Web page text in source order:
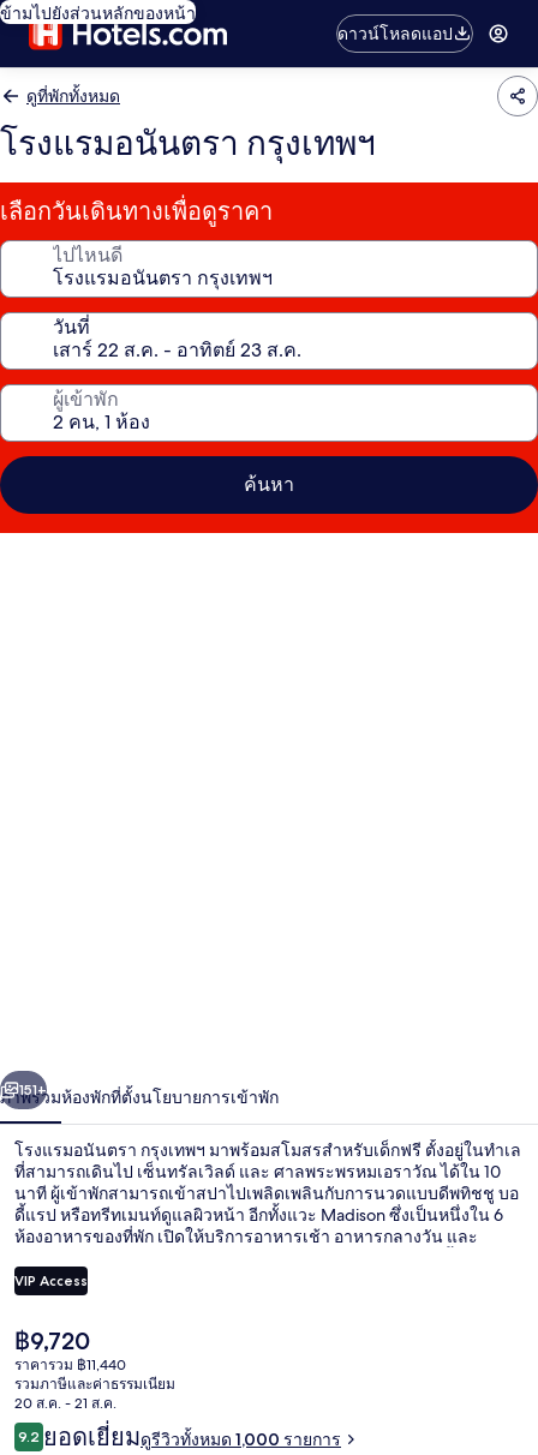
ข้ามไปยังส่วนหลักของหน้า
ดาวน์โหลดแอป
ดูที่พักทั้งหมด
โรงแรมอนันตรา กรุงเทพฯ
เลือกวันเดินทางเพื่อดูราคา
ไปไหนดี
วันที่
ผู้เข้าพัก
ค้นหา
า
ถัดไป
151+
ภาพรวมห้องพักที่ตั้งนโยบายการเข้าพัก
โรงแรมอนันตรา กรุงเทพฯ มาพร้อมสโมสรสำหรับเด็กฟรี ตั้งอยู่ในทำเล
ที่สามารถเดินไป เซ็นทรัลเวิลด์ และ ศาลพระพรหมเอราวัณ ได้ใน 10
นาที ผู้เข้าพักสามารถเข้าสปาไปเพลิดเพลินกับการนวดแบบดีพทิชชู บอ
ดี้แรป หรือทรีทเมนท์ดูแลผิวหน้า อีกทั้งแวะ Madison ซึ่งเป็นหนึ่งใน 6
ห้องอาหารของที่พัก เปิดให้บริการอาหารเช้า อาหารกลางวัน และ
สระว่ายน้ำกลางแจ้ง บาร์ริมสระว่ายน้ำ และเฮลท์คลับ 24 ชั่วโมง นัก
เดินทางเทคะแนนให้พนักงานและอาหารเช้า ที่พักนี้อยู่ใกล้ขนส่ง
รถไฟฟ้า BTS ชิดลม
VIP Access
ราคา
ปัจจุบัน
฿9,720
฿9,720
ราคารวม ฿11,440
รวมภาษีและค่าธรรมเนียม
20 ส.ค. - 21 ส.ค.
รีวิว
9.29.2 จาก 10
ยอดเยี่ยมดูรีวิวทั้งหมด 1,000 รายการ